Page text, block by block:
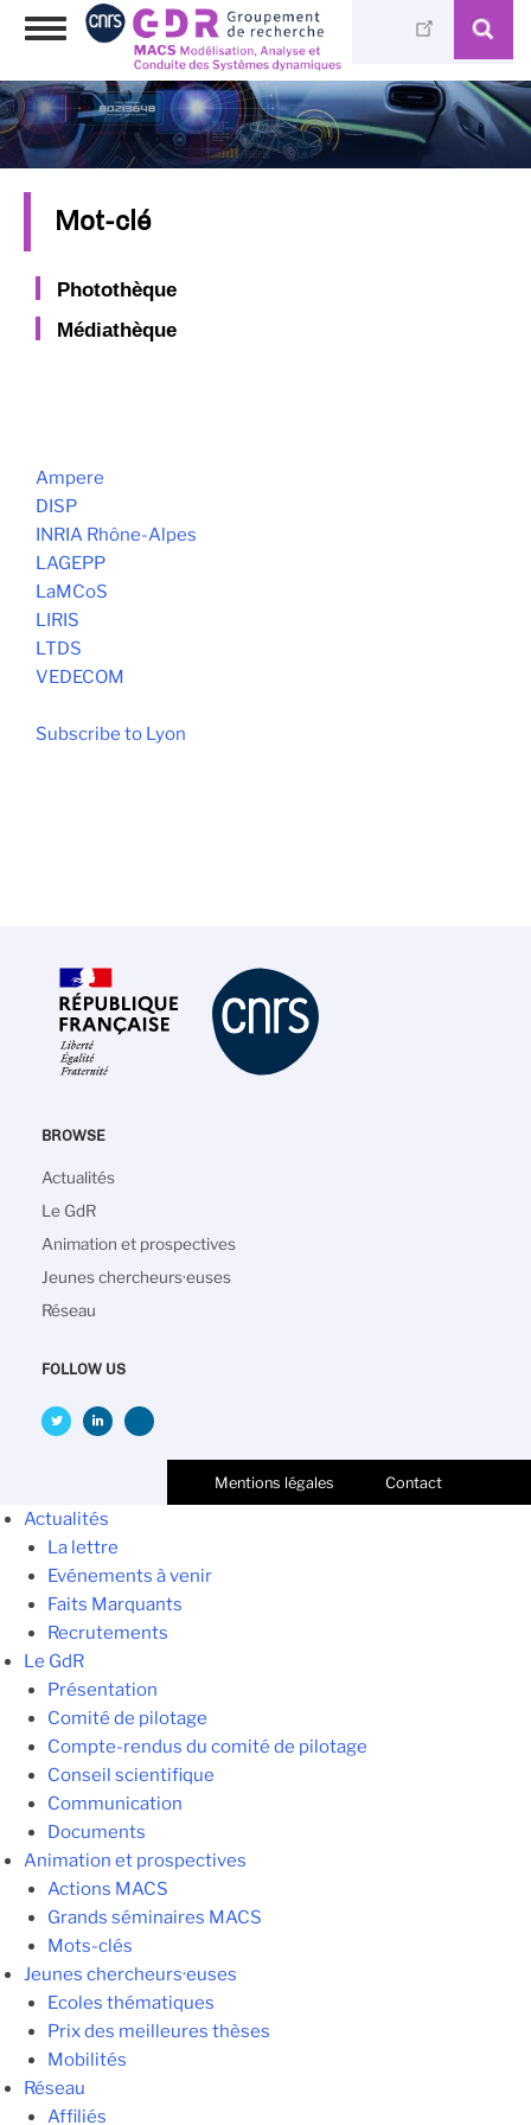
Skip
content
Toggle
Mot-clé
Photothèque
Médiathèque
Ampere
DISP
INRIA Rhône-Alpes
LAGEPP
LaMCoS
LIRIS
LTDS
VEDECOM
Subscribe to Lyon
BROWSE
Main
navigation
Actualités
Le GdR
Animation et prospectives
Jeunes chercheurs·euses
Réseau
FOLLOW US
Mentions légales Contact
Actualités
La lettre
Evénements à venir
Faits Marquants
Recrutements
Le GdR
Présentation
Comité de pilotage
Compte-rendus du comité de pilotage
Conseil scientifique
Communication
Documents
Animation et prospectives
Actions MACS
Grands séminaires MACS
Mots-clés
Jeunes chercheurs·euses
Ecoles thématiques
Prix des meilleures thèses
Mobilités
Réseau
Affiliés